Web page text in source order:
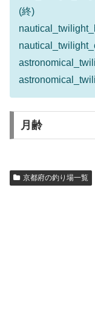
(終)
月齢
京都府の釣り場一覧